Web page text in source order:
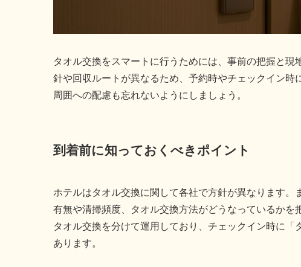
タオル交換をスマートに行うためには、事前の把握と
針や回収ルートが異なるため、予約時やチェックイン
周囲への配慮も忘れないようにしましょう。
到着前に知っておくべきポイント
ホテルはタオル交換に関して各社で方針が異なります
有無や清掃頻度、タオル交換方法がどうなっているか
タオル交換を分けて運用しており、チェックイン時に
あります。